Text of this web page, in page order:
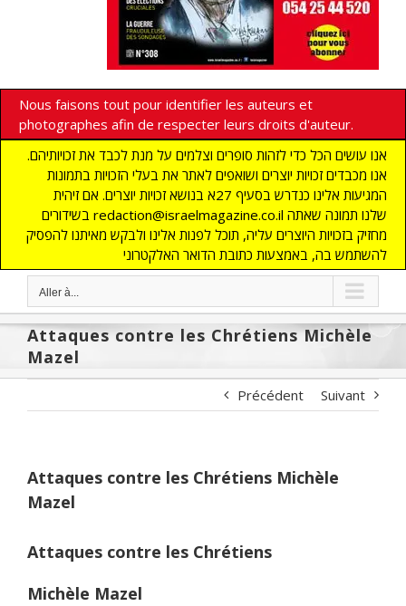
Nous faisons tout pour identifier les auteurs et
photographes afin de respecter leurs droits d'auteur.
אנו עושים הכל כדי לזהות סופרים וצלמים על מנת לכבד את זכויותיהם.
אנו מכבדים זכויות יוצרים ושואפים לאתר את בעלי הזכויות בתמונות
המגיעות אלינו כנדרש בסעיף 27א בנושא זכויות יוצרים. אם זיהית
בשידורים redaction@israelmagazine.co.il שלנו תמונה שאתה
מחזיק בזכויות היוצרים עליה, תוכל לפנות אלינו ולבקש מאיתנו להפסיק
להשתמש בה, באמצעות כתובת הדואר האלקטרוני
Aller à...
Attaques contre les Chrétiens Michèle
Mazel
Précédent Suivant
Attaques contre les Chrétiens Michèle
Mazel
Attaques contre les Chrétiens
Michèle Mazel